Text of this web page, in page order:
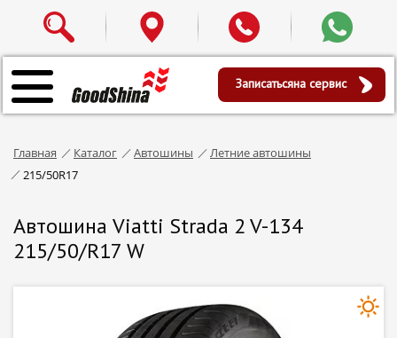
Записатьсяна сервис
Главная Каталог Автошины
Летние автошины
215/50R17
Автошина Viatti Strada 2 V-134
215/50/R17 W